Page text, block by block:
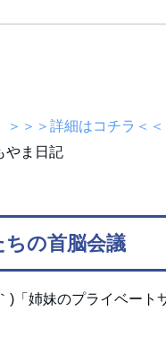
＞＞＞詳細はコチラ＜＜
やま日記
ちの首脳会議
)「姉妹のプライベート